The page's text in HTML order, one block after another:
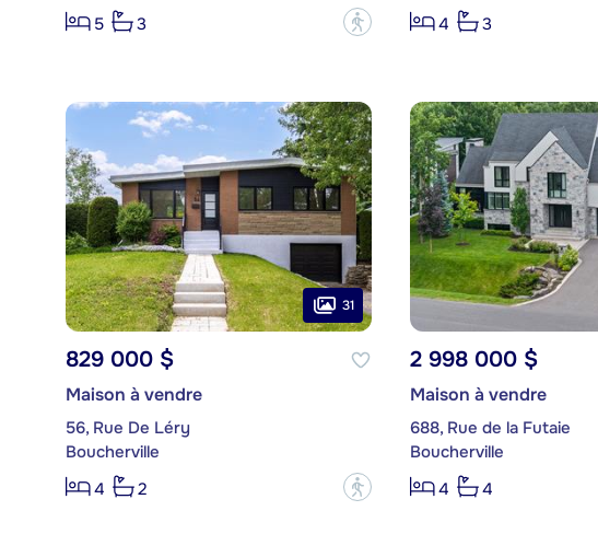
5
3 ?
4
3
31
829 000 $
Maison à vendre
56, Rue De Léry
Boucherville
4
2 ?
2 998 000 $
Maison à vendre
688, Rue de la Futaie
Boucherville
4
4